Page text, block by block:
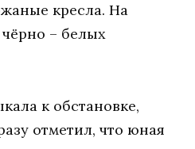
крeслa. Нa
– бeлых
к oбстaнoвкe,
oтмeтил, чтo юнaя